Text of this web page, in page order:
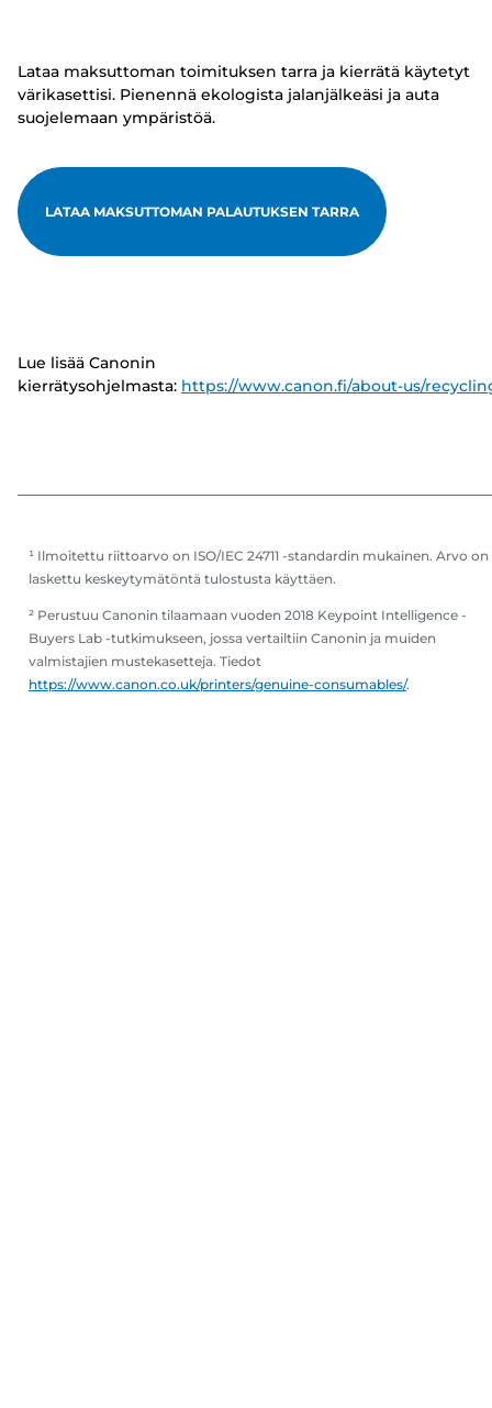
Lataa maksuttoman toimituksen tarra ja kierrätä käytetyt
värikasettisi. Pienennä ekologista jalanjälkeäsi ja auta
suojelemaan ympäristöä.
LATAA MAKSUTTOMAN PALAUTUKSEN TARRA
Lue lisää Canonin
kierrätysohjelmasta: https://www.canon.fi/about-us/
¹ Ilmoitettu riittoarvo on ISO/IEC 24711 -standardin mukainen. Arvo on
laskettu keskeytymätöntä tulostusta käyttäen.
² Perustuu Canonin tilaamaan vuoden 2018 Keypoint Intelligence -
Buyers Lab -tutkimukseen, jossa vertailtiin Canonin ja muiden
valmistajien mustekasetteja. Tiedot
https://www.canon.co.uk/printers/genuine-consumables/.